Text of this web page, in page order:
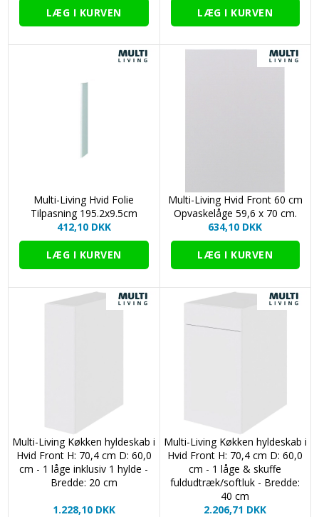
Multi-Living Hvid Folie
Tilpasning 195.2x9.5cm
412,10 DKK
Multi-Living Hvid Front 60 cm
Opvaskelåge 59,6 x 70 cm.
634,10 DKK
Multi-Living Køkken hyldeskab i
Hvid Front H: 70,4 cm D: 60,0
cm - 1 låge inklusiv 1 hylde -
Bredde: 20 cm
1.228,10 DKK
Multi-Living Køkken hyldeskab i
Hvid Front H: 70,4 cm D: 60,0
cm - 1 låge & skuffe
fuldudtræk/softluk - Bredde:
40 cm
2.206,71 DKK